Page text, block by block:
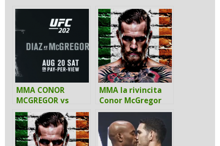
MMA CONOR
MCGREGOR vs
NATE DIAZ 2
MMA la rivincita
Conor McGregor
contro Nate Diaz